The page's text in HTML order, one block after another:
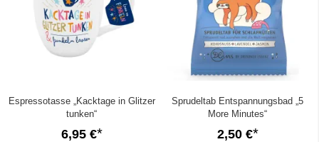
Espressotasse „Kacktage in Glitzer
tunken“
6,95 €
Sprudeltab Entspannungsbad „5
More Minutes“
2,50 €